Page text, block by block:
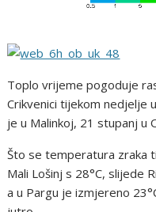
Toplo vrijeme pogoduje
Crikvenici tijekom nedjelje
je u Malinkoj, 21 stupanj u
Što se temperatura zraka
Mali Lošinj s 28°C, slijede
a u Pargu je izmjereno